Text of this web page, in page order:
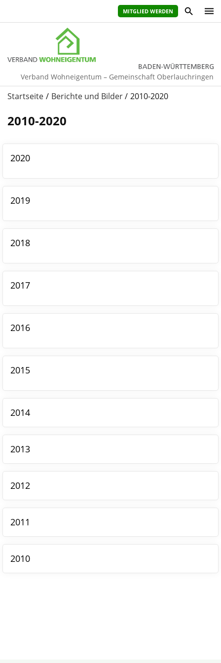
MITGLIED WERDEN
Verband Wohneigentum – Gemeinschaft Oberlauchringen
Startseite Berichte und Bilder 2010-2020
2010-2020
2020
2019
2018
2017
2016
2015
2014
2013
2012
2011
2010